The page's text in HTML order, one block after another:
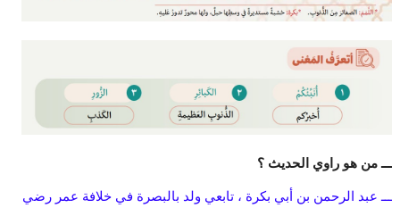
ـــ من هو راوي الحديث ؟
ـــ عبد الرحمن بن أبي بكرة ، تابعي ولد بالبصرة في خلافة عمر رضي